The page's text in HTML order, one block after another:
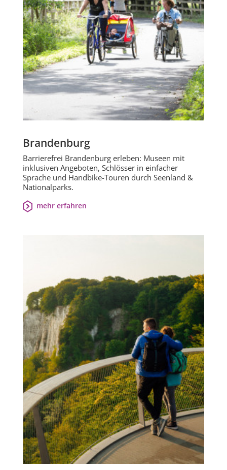
Brandenburg
Barrierefrei Brandenburg erleben: Museen mit
inklusiven Angeboten, Schlösser in einfacher
Sprache und Handbike-Touren durch Seenland &
Nationalparks.
mehr erfahren